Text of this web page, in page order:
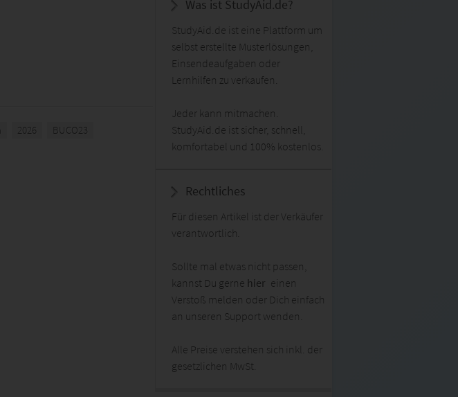
2026 BUCO23
Was ist StudyAid.de?
StudyAid.de ist eine Plattform um
selbst erstellte Musterlösungen,
Einsendeaufgaben oder
Lernhilfen zu verkaufen.
Jeder kann mitmachen.
StudyAid.de ist sicher, schnell,
komfortabel und 100% kostenlos.
Rechtliches
Für diesen Artikel ist der Verkäufer
verantwortlich.
Sollte mal etwas nicht passen,
kannst Du gerne hier einen
Verstoß melden oder Dich einfach
an unseren Support wenden.
Alle Preise verstehen sich inkl. der
gesetzlichen MwSt.